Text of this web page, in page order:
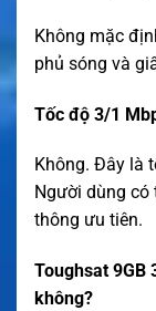
Không mặc
phủ sóng và
Tốc độ 3/1
Không. Đây là
Người dùng có
thông ưu tiên.
Toughsat 9GB
không?